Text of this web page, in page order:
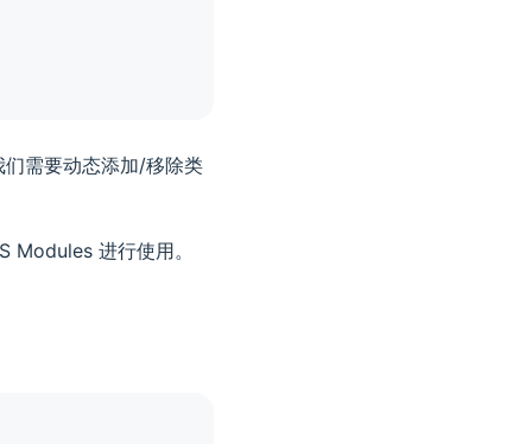
需要动态添加/移除类
Modules 进行使用。